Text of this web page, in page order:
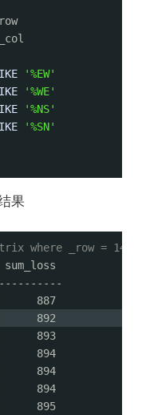
'%EW'
'%WE'
'%NS'
'%SN'
果
where _row = 141
887
892
893
894
894
894
895